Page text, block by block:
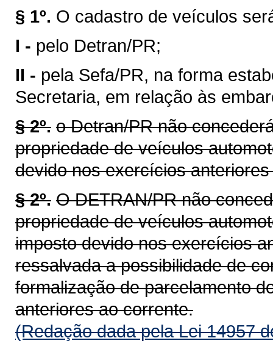
§ 1º. O cadastro de veículos
I - pelo Detran/PR;
II - pela Sefa/PR, na forma
Secretaria, em relação às
§ 2º. o Detran/PR não
propriedade de veículos
devido nos exercícios
§ 2º. O DETRAN/PR não
propriedade de veículos
imposto devido nos exercícios
ressalvada a possibilidade de
formalização de parcelamento
anteriores ao corrente.
(Redação dada pela Lei 14957